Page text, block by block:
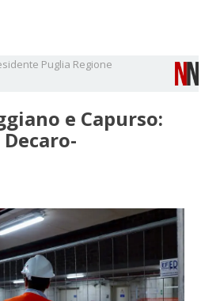
Puglia Regione
e Capurso: